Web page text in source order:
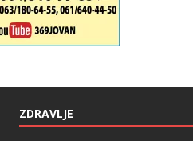
ZDRAVLJE